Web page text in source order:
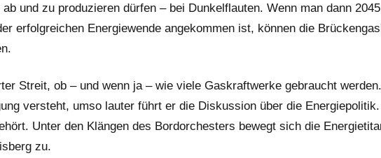
und zu produzieren dürfen – bei Dunkelflauten. Wenn man dann
erfolgreichen Energiewende angekommen ist, können die
Streit, ob – und wenn ja – wie viele Gaskraftwerke gebraucht
versteht, umso lauter führt er die Diskussion über die
Unter den Klängen des Bordorchesters bewegt sich die
zu.